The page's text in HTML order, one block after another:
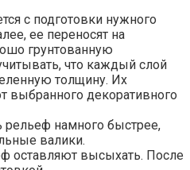
с подготовки нужного
ее переносят на
грунтованную
что каждый слой
толщину. Их
выбранного декоративного
намного быстрее,
валики.
оставляют высыхать. После